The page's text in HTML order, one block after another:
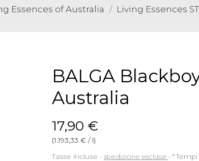
Essences of Australia Living Essences
BALGA
Australia
17,90 €
(1.193,33 € / l)
Tasse incluse
spedizione esclusa! *